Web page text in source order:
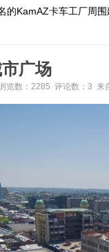
的KamAZ卡车工厂周
广场
览数：2285 评论数：3